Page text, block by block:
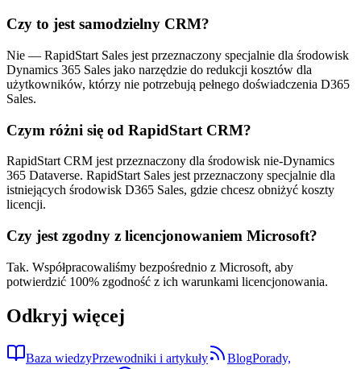
Czy to jest samodzielny CRM?
Nie — RapidStart Sales jest przeznaczony specjalnie dla środowisk
Dynamics 365 Sales jako narzędzie do redukcji kosztów dla
użytkowników, którzy nie potrzebują pełnego doświadczenia D365
Sales.
Czym różni się od RapidStart CRM?
RapidStart CRM jest przeznaczony dla środowisk nie-Dynamics
365 Dataverse. RapidStart Sales jest przeznaczony specjalnie dla
istniejących środowisk D365 Sales, gdzie chcesz obniżyć koszty
licencji.
Czy jest zgodny z licencjonowaniem Microsoft?
Tak. Współpracowaliśmy bezpośrednio z Microsoft, aby
potwierdzić 100% zgodność z ich warunkami licencjonowania.
Odkryj więcej
Baza wiedzyPrzewodniki i artykuły BlogPorady,